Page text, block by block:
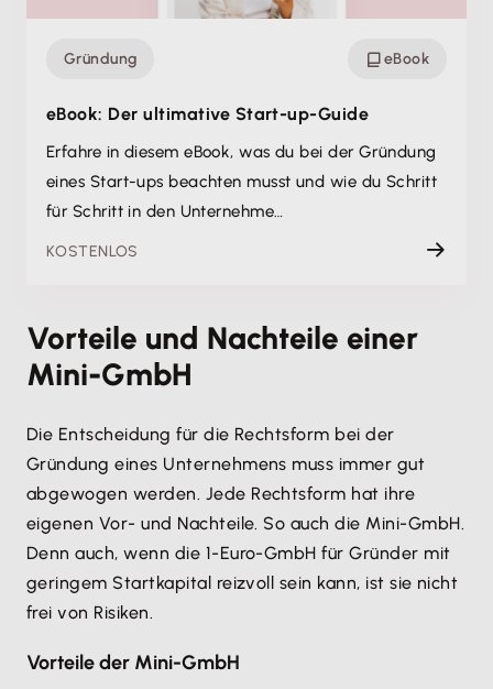
Gründung eBook
eBook: Der ultimative Start-up-Guide
Erfahre in diesem eBook, was du bei der Gründung
eines Start-ups beachten musst und wie du Schritt
für Schritt in den Unternehme…
KOSTENLOS
Vorteile und Nachteile einer
Mini-GmbH
Die Entscheidung für die Rechtsform bei der
Gründung eines Unternehmens muss immer gut
abgewogen werden. Jede Rechtsform hat ihre
eigenen Vor- und Nachteile. So auch die Mini-GmbH.
Denn auch, wenn die 1-Euro-GmbH für Gründer mit
geringem Startkapital reizvoll sein kann, ist sie nicht
frei von Risiken.
Vorteile der Mini-GmbH